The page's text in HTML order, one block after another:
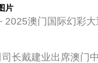
片
2025澳门国际幻彩
长戴建业出席澳门